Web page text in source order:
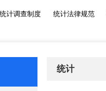
统计调查制度 统计法律规范
统计